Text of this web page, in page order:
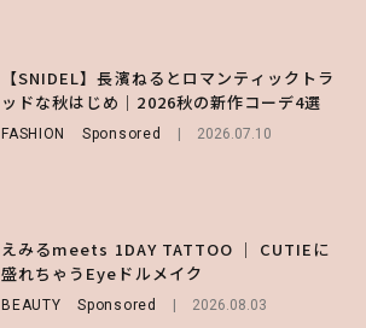
【SNIDEL】長濱ねるとロマンティックトラ
ッドな秋はじめ｜2026秋の新作コーデ4選
FASHION Sponsored 2026.07.10
えみるmeets 1DAY TATTOO ｜ CUTIEに
盛れちゃうEyeドルメイク
BEAUTY Sponsored 2026.08.03
【ALD1】グループの魅力＆素顔に迫る♡ 一
問一答をお届け！【sweet web独占】
ENTERTAINMENT 2026.08.03
【SNIDEL】長濱ねるとロマンティックトラ
ッドな秋はじめ｜2026秋の新作コーデ4選
FASHION Sponsored 2026.07.10
【ハローキティ】がスシローと初コラボ♡
第1弾の気になるメニュー＆限定グッズを総
チェック！
2026.07.31
【夏ヘアのくずれ・うねりに】ヘアメイク夢
月直伝♡ ドライシャンプー「バティスト」
を使ったプロ級スタイリング3選
Sponsored